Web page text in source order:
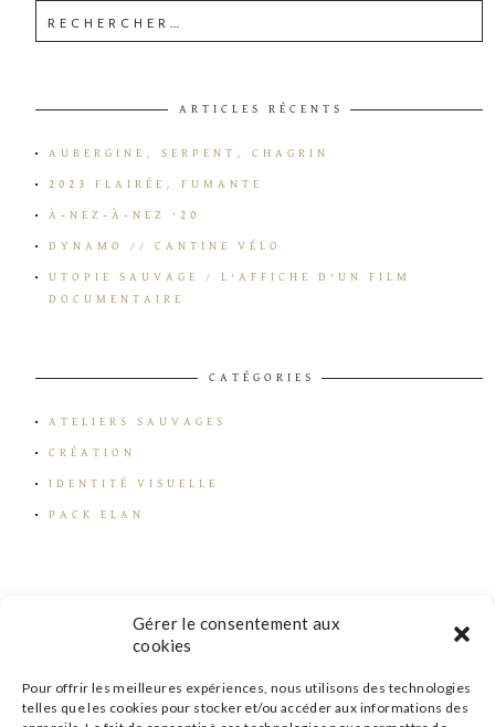
Gérer le consentement aux
cookies
Pour offrir les meilleures expériences, nous utilisons des technologies
telles que les cookies pour stocker et/ou accéder aux informations des
ARTICLES RÉCENTS
AUBERGINE, SERPENT, CHAGRIN
2023 FLAIRÉE, FUMANTE
À-NEZ-À-NEZ ’20
DYNAMO // CANTINE VÉLO
UTOPIE SAUVAGE / L’AFFICHE D’UN FILM
DOCUMENTAIRE
CATÉGORIES
ATELIERS SAUVAGES
CRÉATION
IDENTITÉ VISUELLE
PACK ELAN